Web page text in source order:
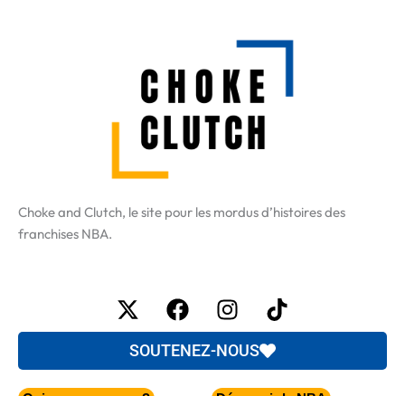
Choke and Clutch, le site pour les mordus d’histoires des
franchises NBA.
X-
twitter
FacebookInstagram
Tiktok
SOUTENEZ-NOUS